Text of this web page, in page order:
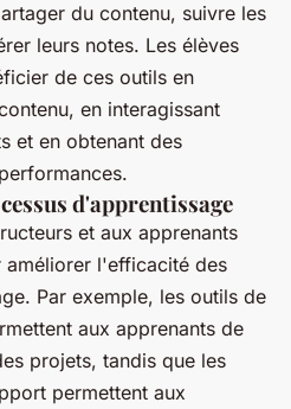
du contenu, suivre les
leurs notes. Les élèves
de ces outils en
en interagissant
et en obtenant des
d'apprentissage
et aux apprenants
l'efficacité des
Par exemple, les outils de
aux apprenants de
projets, tandis que les
permettent aux